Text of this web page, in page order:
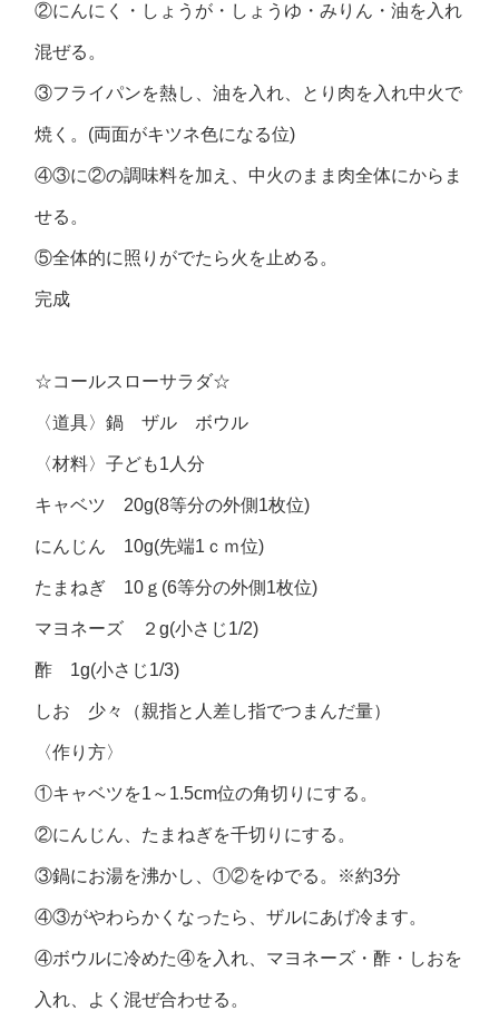
②にんにく・しょうが・しょうゆ・みりん・油を入れ
混ぜる。
③フライパンを熱し、油を入れ、とり肉を入れ中火で
焼く。(両面がキツネ色になる位)
④③に②の調味料を加え、中火のまま肉全体にからま
せる。
⑤全体的に照りがでたら火を止める。
完成
☆コールスローサラダ☆
〈道具〉鍋 ザル ボウル
〈材料〉子ども1人分
キャベツ 20g(8等分の外側1枚位)
にんじん 10g(先端1ｃｍ位)
たまねぎ 10ｇ(6等分の外側1枚位)
マヨネーズ ２g(小さじ1/2)
酢 1g(小さじ1/3)
しお 少々（親指と人差し指でつまんだ量）
〈作り方〉
①キャベツを1～1.5cm位の角切りにする。
②にんじん、たまねぎを千切りにする。
③鍋にお湯を沸かし、①②をゆでる。※約3分
④③がやわらかくなったら、ザルにあげ冷ます。
④ボウルに冷めた④を入れ、マヨネーズ・酢・しおを
入れ、よく混ぜ合わせる。